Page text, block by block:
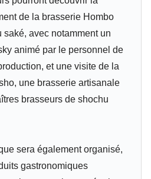
de la brasserie Hombo
saké, avec notamment un
animé par le personnel de
et une visite de la
une brasserie artisanale
brasseurs de shochu
sera également organisé,
gastronomiques